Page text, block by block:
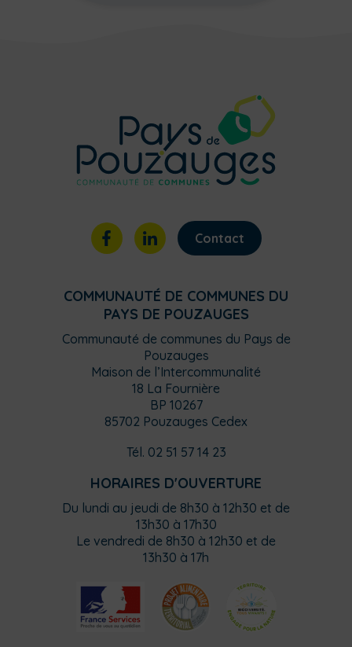
Contact
COMMUNAUTÉ DE COMMUNES DU
PAYS DE POUZAUGES
Communauté de communes du Pays de
Pouzauges
Maison de l’Intercommunalité
18 La Fournière
BP 10267
85702 Pouzauges Cedex
Tél. 02 51 57 14 23
HORAIRES D'OUVERTURE
Du lundi au jeudi de 8h30 à 12h30 et de
13h30 à 17h30
Le vendredi de 8h30 à 12h30 et de
13h30 à 17h